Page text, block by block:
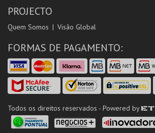
PROJECTO
Quem Somos Visão Global
FORMAS DE PAGAMENTO:
Todos os direitos reservados - Powered by